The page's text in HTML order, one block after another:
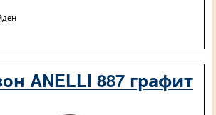
ANELLI 887 графит